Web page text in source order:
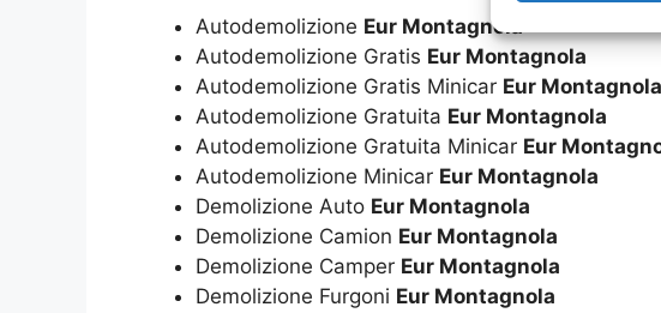
Autodemolizione Eur Montagnola
Autodemolizione Gratis Eur Montagnola
Autodemolizione Gratis Minicar Eur Montagnola
Autodemolizione Gratuita Eur Montagnola
Autodemolizione Gratuita Minicar Eur
Autodemolizione Minicar Eur Montagnola
Demolizione Auto Eur Montagnola
Demolizione Camion Eur Montagnola
Demolizione Camper Eur Montagnola
Demolizione Furgoni Eur Montagnola